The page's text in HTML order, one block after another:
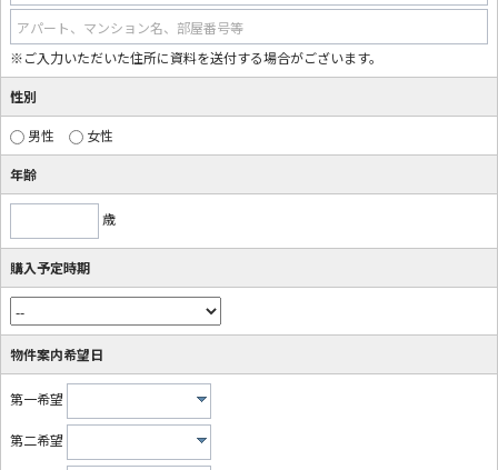
アパート、マンション名、部屋番号等
※ご入力いただいた住所に資料を送付する場合がございます。
性別
男性 女性
年齢
歳
購入予定時期
物件案内希望日
第一希望
第二希望